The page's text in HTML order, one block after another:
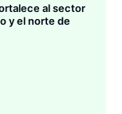
al sector
y el norte de